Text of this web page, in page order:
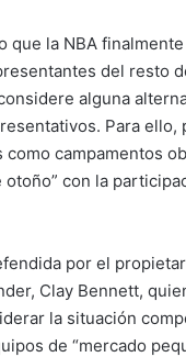
que la NBA
del resto
alguna
Para ello,
como campamentos
otoño” con la
por el
Clay Bennett,
la situación
de “mercado